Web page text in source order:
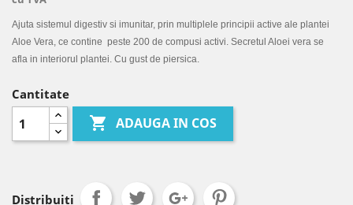
Ajuta sistemul digestiv si imunitar, prin multiplele principii active ale plantei
Aloe Vera, ce contine peste 200 de compusi activi. Secretul Aloei vera se
afla in interiorul plantei. Cu gust de piersica.
Cantitate
 ADAUGA IN COS
Distribuiti